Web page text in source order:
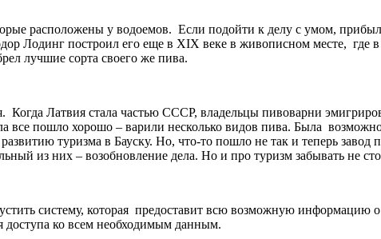
расположены у водоемов. Если подойти к делу с умом,
Лодинг построил его еще в ХIХ веке в живописном месте, где
лучшие сорта своего же пива.
Когда Латвия стала частью СССР, владельцы пивоварни
пошло хорошо – варили несколько видов пива. Была
туризма в Бауску. Но, что-то пошло не так и теперь завод
из них – возобновление дела. Но и про туризм забывать не
систему, которая предоставит всю возможную информацию
доступа ко всем необходимым данным.